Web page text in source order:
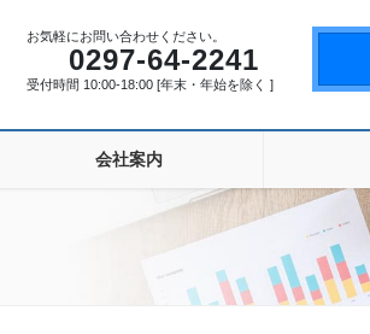
お気軽にお問い合わせください。
0297-64-2241
受付時間 10:00-18:00 [年末・年始を除く ]
会社案内